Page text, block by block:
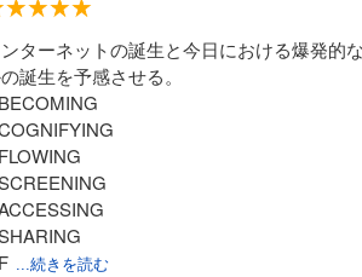
ターネットの誕生と今日における爆発的
誕生を予感させる。
...続きを読む